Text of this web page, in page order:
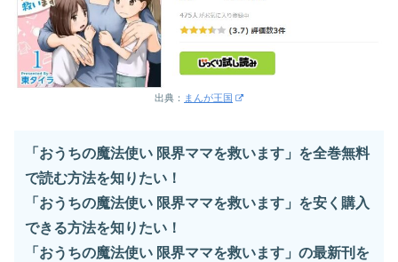
出典： まんが王国
「おうちの魔法使い 限界ママを救います」を全巻無料
で読む方法を知りたい！
「おうちの魔法使い 限界ママを救います」を安く購入
できる方法を知りたい！
「おうちの魔法使い 限界ママを救います」の最新刊を